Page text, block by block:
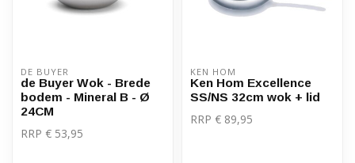
DE BUYER
de Buyer Wok - Brede
bodem - Mineral B - Ø
24CM
RRP € 53,95
KEN HOM
Ken Hom Excellence
SS/NS 32cm wok + lid
RRP € 89,95